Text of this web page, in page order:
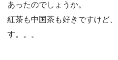
あったのでしょうか。
紅茶も中国茶も好きですけど
す。。。